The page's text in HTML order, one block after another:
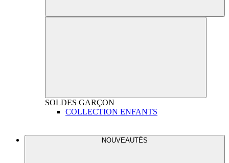
SOLDES GARÇON
COLLECTION ENFANTS
NOUVEAUTÉS